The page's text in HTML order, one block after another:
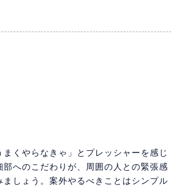
くやらなきゃ」とプレッシャーを感じ
へのこだわりが、周囲の人との緊張感
しょう。案外やるべきことはシンプル